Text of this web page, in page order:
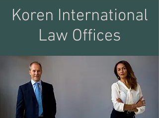
Koren International
Law Offices